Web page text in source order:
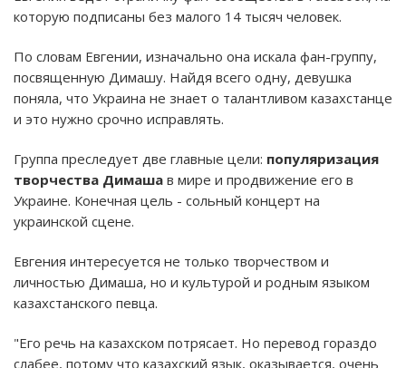
которую подписаны без малого 14 тысяч человек.
По словам Евгении, изначально она искала фан-группу,
посвященную Димашу. Найдя всего одну, девушка
поняла, что Украина не знает о талантливом казахстанце
и это нужно срочно исправлять.
Группа преследует две главные цели: популяризация
творчества Димаша в мире и продвижение его в
Украине. Конечная цель - сольный концерт на
украинской сцене.
Евгения интересуется не только творчеством и
личностью Димаша, но и культурой и родным языком
казахстанского певца.
"Его речь на казахском потрясает. Но перевод гораздо
слабее, потому что казахский язык, оказывается, очень